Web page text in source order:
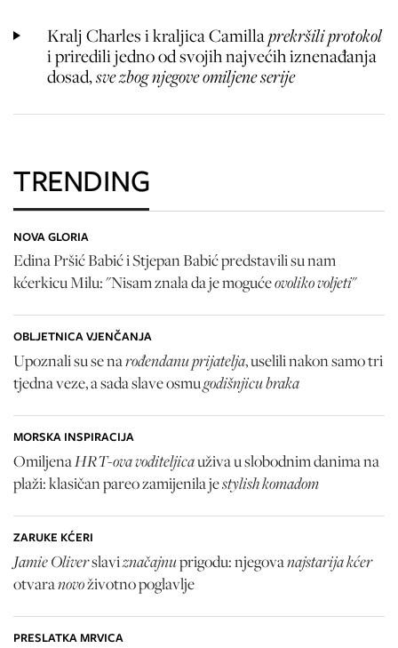
Kralj Charles i kraljica Camillaprekršili protokol
i priredili jedno od svojih najvećih iznenađanja
dosad,sve zbog njegove omiljene serije
TRENDING
NOVA GLORIA
Edina Pršić Babić i Stjepan Babić predstavili su nam
kćerkicu Milu: "Nisam znala da je mogućeovoliko voljeti"
OBLJETNICA VJENČANJA
Upoznali su se narođendanu prijatelja, uselili nakon samo tri
tjedna veze, a sada slave osmugodišnjicu braka
MORSKA INSPIRACIJA
OmiljenaHRT-ova voditeljicauživa u slobodnim danima na
plaži: klasičan pareo zamijenila jestylish komadom
ZARUKE KĆERI
Jamie Oliverslaviznačajnuprigodu: njegovanajstarija kćer
otvaranovoživotno poglavlje
PRESLATKA MRVICA